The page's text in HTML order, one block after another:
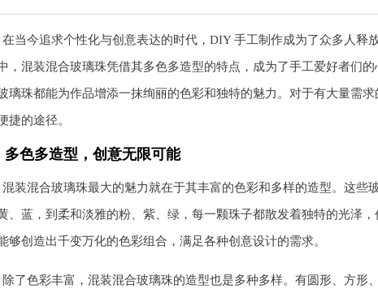
在当今追求个性化与创意表达的时代，DIY 手工制作成为了众多人
，混装混合玻璃珠凭借其多色多造型的特点，成为了手工爱好者们
璃珠都能为作品增添一抹绚丽的色彩和独特的魅力。对于有大量需
捷的途径。
多色多造型，创意无限可能
混装混合玻璃珠最大的魅力就在于其丰富的色彩和多样的造型。这些
、蓝，到柔和淡雅的粉、紫、绿，每一颗珠子都散发着独特的光泽
够创造出千变万化的色彩组合，满足各种创意设计的需求。
除了色彩丰富，混装混合玻璃珠的造型也是多种多样。有圆形、方